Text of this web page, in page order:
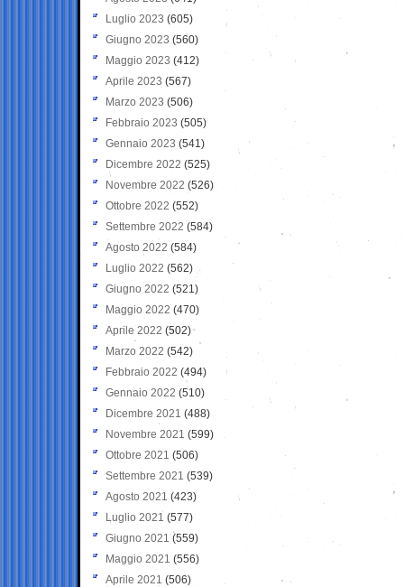
Luglio 2023 (605)
Giugno 2023 (560)
Maggio 2023 (412)
Aprile 2023 (567)
Marzo 2023 (506)
Febbraio 2023 (505)
Gennaio 2023 (541)
Dicembre 2022 (525)
Novembre 2022 (526)
Ottobre 2022 (552)
Settembre 2022 (584)
Agosto 2022 (584)
Luglio 2022 (562)
Giugno 2022 (521)
Maggio 2022 (470)
Aprile 2022 (502)
Marzo 2022 (542)
Febbraio 2022 (494)
Gennaio 2022 (510)
Dicembre 2021 (488)
Novembre 2021 (599)
Ottobre 2021 (506)
Settembre 2021 (539)
Agosto 2021 (423)
Luglio 2021 (577)
Giugno 2021(559)
Maggio 2021 (556)
Aprile 2021 (506)